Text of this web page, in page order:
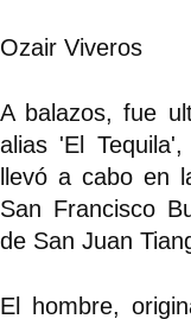
Ozair Viveros
A balazos, fue
alias 'El
llevó a cabo en
San Francisco
de San Juan
El hombre,